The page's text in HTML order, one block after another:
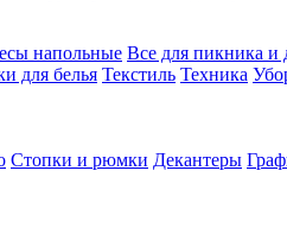
напольные Все для пикника и
для белья Текстиль Техника
Стопки и рюмки Декантеры